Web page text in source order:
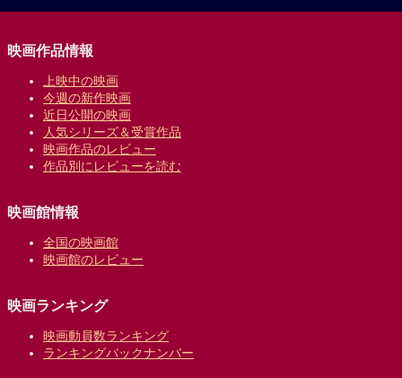
映画作品情報
上映中の映画
今週の新作映画
近日公開の映画
人気シリーズ＆受賞作品
映画作品のレビュー
作品別にレビューを読む
映画館情報
全国の映画館
映画館のレビュー
映画ランキング
映画動員数ランキング
ランキングバックナンバー